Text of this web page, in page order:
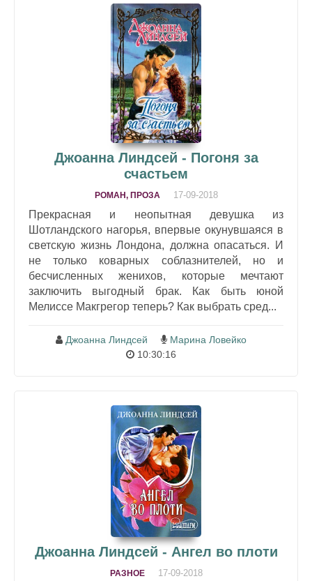
Джоанна Линдсей - Погоня за
счастьем
РОМАН, ПРОЗА 17-09-2018
Прекрасная и неопытная девушка из
Шотландского нагорья, впервые окунувшаяся в
светскую жизнь Лондона, должна опасаться. И
не только коварных соблазнителей, но и
бесчисленных женихов, которые мечтают
заключить выгодный брак. Как быть юной
Мелиссе Макгрегор теперь? Как выбрать сред...
Джоанна Линдсей
Марина Ловейко
10:30:16
Джоанна Линдсей - Ангел во плоти
РАЗНОЕ 17-09-2018